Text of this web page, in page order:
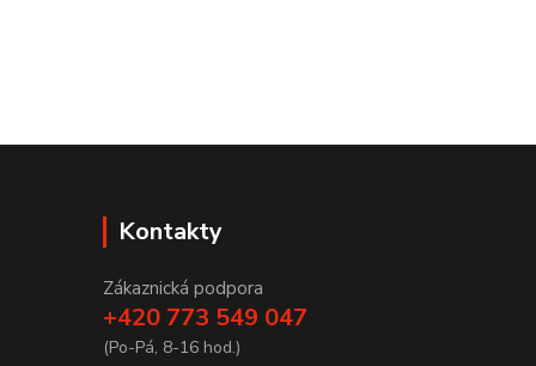
Kontakty
Zákaznická podpora
+420 773 549 047
(Po-Pá, 8-16 hod.)